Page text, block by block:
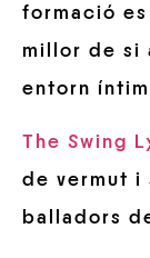
formació
millor de si
entorn íntim
The Swing
de vermut i
balladors